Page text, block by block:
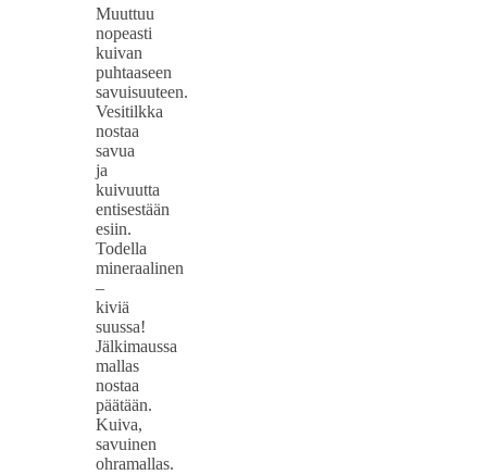
Muuttuu
nopeasti
kuivan
puhtaaseen
savuisuuteen.
Vesitilkka
nostaa
savua
ja
kuivuutta
entisestään
esiin.
Todella
mineraalinen
–
kiviä
suussa!
Jälkimaussa
mallas
nostaa
päätään.
Kuiva,
savuinen
ohramallas.